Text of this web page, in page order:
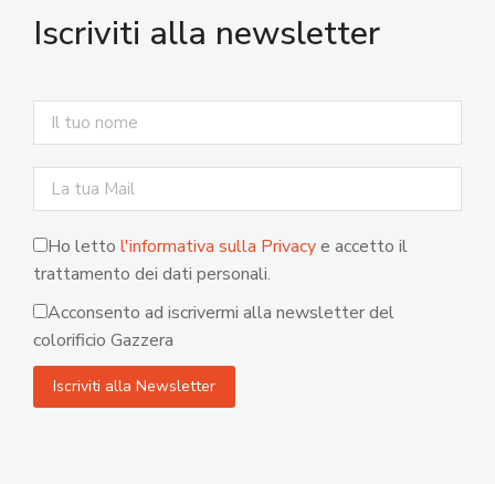
Iscriviti alla newsletter
Ho letto l'informativa sulla Privacye accetto il
trattamento dei dati personali.
Acconsento ad iscrivermi alla newsletter del
colorificio Gazzera